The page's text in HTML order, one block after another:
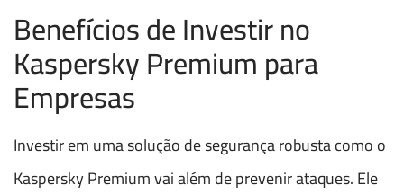
Benefícios de Investir no
Kaspersky Premium para
Empresas
Investir em uma solução de segurança robusta como o
Kaspersky Premium vai além de prevenir ataques. Ele